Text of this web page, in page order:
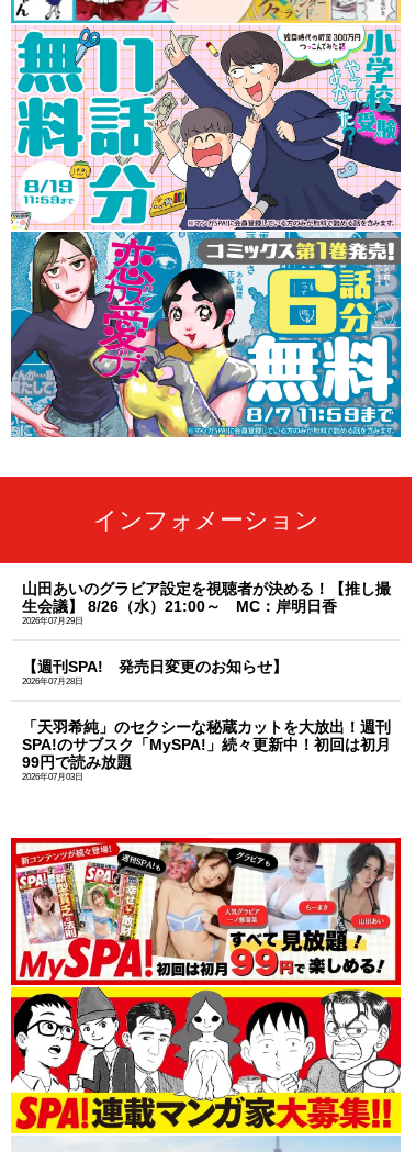
インフォメーション
山田あいのグラビア設定を視聴者が決める！【推し撮
生会議】 8/26（水）21:00～ MC：岸明日香
2026年07月29日
【週刊SPA! 発売日変更のお知らせ】
2026年07月28日
「天羽希純」のセクシーな秘蔵カットを大放出！週刊
SPA!のサブスク「MySPA!」続々更新中！初回は初月
99円で読み放題
2026年07月03日